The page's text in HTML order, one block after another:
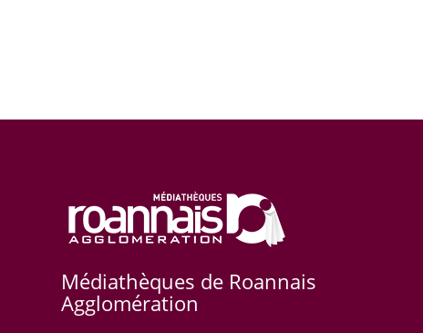
Médiathèques de Roannais
Agglomération